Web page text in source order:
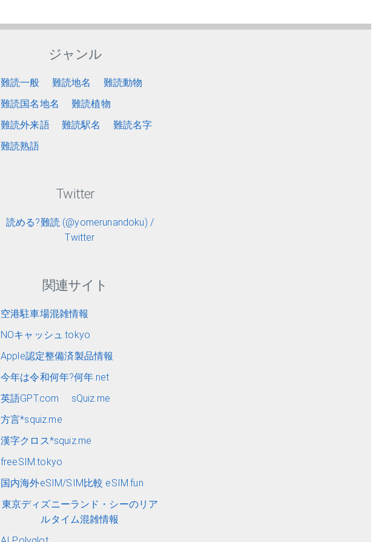
ジャンル
難読一般 難読地名
難読動物
難読国名地名
難読植物
難読外来語
難読駅名
難読名字
難読熟語
Twitter
読める?難読 (@yomerunandoku) /
Twitter
関連サイト
空港駐車場混雑情報
NOキャッシュ.tokyo
Apple認定整備済製品情報
今年は令和何年?何年.net
英語GPT.com
sQuiz.me
方言*squiz.me
漢字クロス*squiz.me
freeSIM.tokyo
国内海外eSIM/SIM比較 eSIM.fun
東京ディズニーランド・シーのリア
ルタイム混雑情報